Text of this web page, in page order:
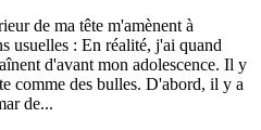
de ma tête m'amènent à
usuelles : En réalité, j'ai quand
d'avant mon adolescence. Il y
comme des bulles. D'abord, il y a
de...